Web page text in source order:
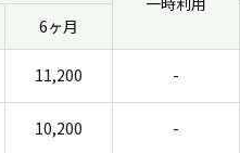
6ヶ月
11,200 -
10,200 -